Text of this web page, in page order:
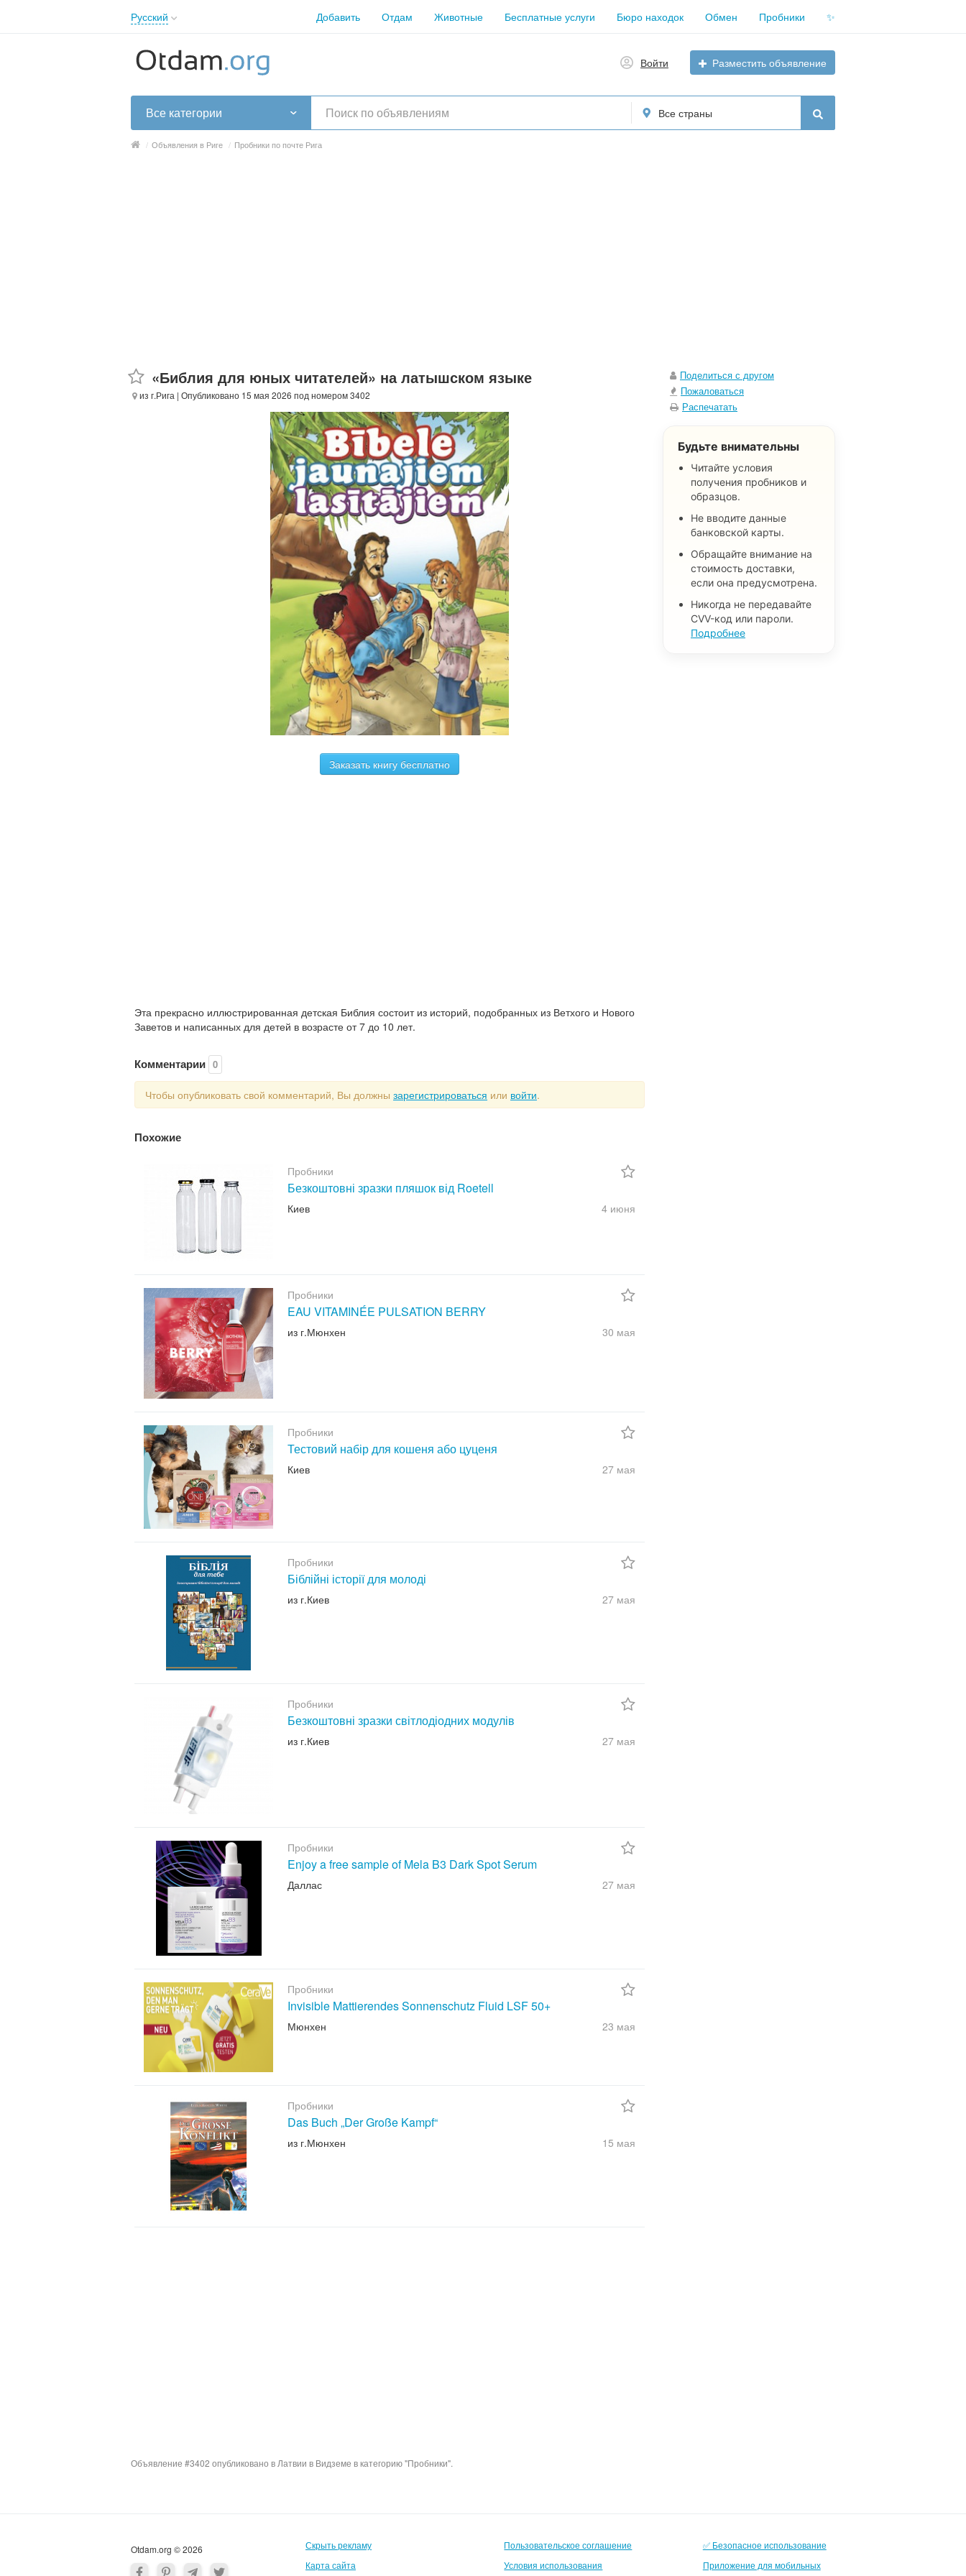
Русский
English
Русский
Українська
Добавить Отдам Животные Бесплатные услуги Бюро находок Обмен Пробники ✨
Войти Разместить объявление
Все категории Все страны
/ Объявления в Риге / Пробники по почте Рига
«Библия для юных читателей» на латышском языке
из г.Рига | Опубликовано 15 мая 2026 под номером 3402
Заказать книгу бесплатно
Эта прекрасно иллюстрированная детская Библия состоит из историй, подобранных из Ветхого и Нового
Заветов и написанных для детей в возрасте от 7 до 10 лет.
Комментарии 0
Чтобы опубликовать свой комментарий, Вы должны зарегистрироваться или войти.
Похожие
Пробники
Безкоштовні зразки пляшок від Roetell
Киев 4 июня
Пробники
EAU VITAMINÉE PULSATION BERRY
из г.Мюнхен 30 мая
Пробники
Тестовий набір для кошеня або цуценя
Киев 27 мая
Пробники
Біблійні історії для молоді
из г.Киев 27 мая
Пробники
Безкоштовні зразки світлодіодних модулів
из г.Киев 27 мая
Пробники
Enjoy a free sample of Mela B3 Dark Spot Serum
Даллас 27 мая
Пробники
Invisible Mattierendes Sonnenschutz Fluid LSF 50+
Мюнхен 23 мая
Пробники
Das Buch „Der Große Kampf“
из г.Мюнхен 15 мая
Поделиться с другом
Пожаловаться
Распечатать
Будьте внимательны
Читайте условия
получения пробников и
образцов.
Не вводите данные
банковской карты.
Обращайте внимание на
стоимость доставки,
если она предусмотрена.
Никогда не передавайте
CVV-код или пароли.
Подробнее
Объявление #3402 опубликовано в Латвии в Видземе в категорию "Пробники".
Otdam.org © 2026
Скрыть рекламу
Карта сайта
Пользовательское соглашение
Условия использования
✅ Безопасное использование
Приложение для мобильных